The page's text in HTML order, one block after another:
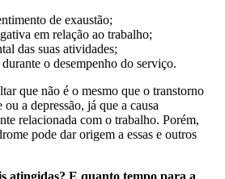
de exaustão;
em relação ao trabalho;
das suas atividades;
o desempenho do serviço.
que não é o mesmo que o transtorno
a depressão, já que a causa
relacionada com o trabalho. Porém,
pode dar origem a essas e outros
atingidas? E quanto tempo para a